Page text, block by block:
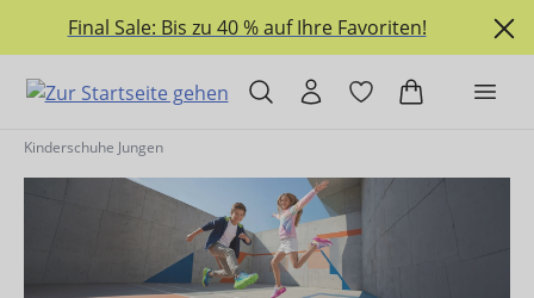
springen
Final Sale: Bis zu 40 % auf Ihre Favoriten!
Kinderschuhe Jungen